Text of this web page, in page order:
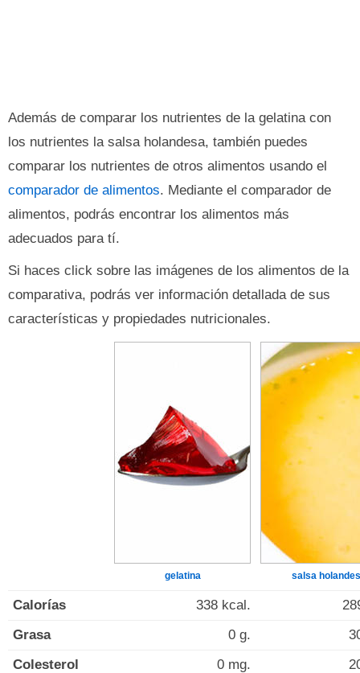
Además de comparar los nutrientes de la gelatina con
los nutrientes la salsa holandesa, también puedes
comparar los nutrientes de otros alimentos usando el
comparador de alimentos. Mediante el comparador de
alimentos, podrás encontrar los alimentos más
adecuados para tí.
Si haces click sobre las imágenes de los alimentos de la
comparativa, podrás ver información detallada de sus
características y propiedades nutricionales.
gelatina salsa
Calorías 338 kcal.
Grasa
0 g.
Colesterol
0 mg.